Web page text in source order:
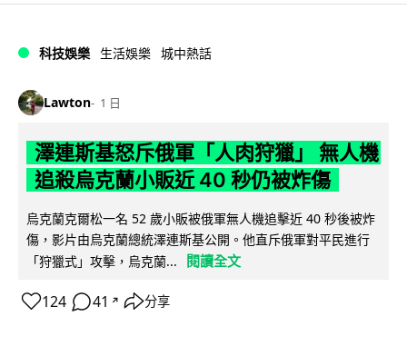
科技娛樂 生活娛樂 城中熱話
Lawton 1 日
澤連斯基怒斥俄軍「人肉狩獵」 無人機
追殺烏克蘭小販近 40 秒仍被炸傷
烏克蘭克爾松一名 52 歲小販被俄軍無人機追擊近 40 秒後被炸
傷，影片由烏克蘭總統澤連斯基公開。他直斥俄軍對平民進行
「狩獵式」攻擊，烏克蘭...
閱讀全文
124 41 ↗ 分享